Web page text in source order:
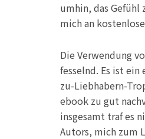
umhin, das Gefühl
mich an
Die Verwendung
fesselnd. Es ist
zu-Liebhabern-
ebook zu gut
insgesamt traf es
Autors, mich zum